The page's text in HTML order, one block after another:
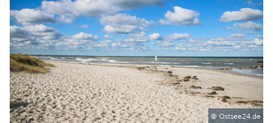
© Ostsee24.de
Brasilien